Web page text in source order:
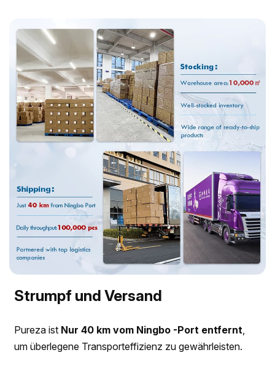
Strumpf und Versand
Pureza ist Nur 40 km vom Ningbo -Port entfernt,
um überlegene Transporteffizienz zu gewährleisten.